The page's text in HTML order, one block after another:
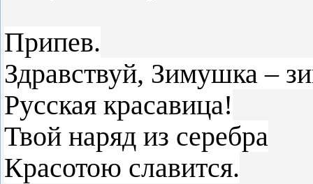
Припев.
Здравствуй, Зимушка –
Русская красавица!
Твой наряд из серебра
Красотою славится.